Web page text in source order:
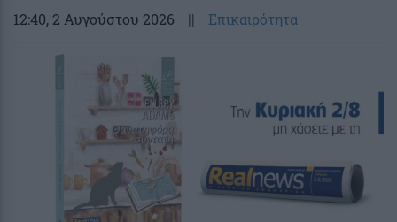
12:40, 2 Αυγούστου 2026 || Επικαιρότητα